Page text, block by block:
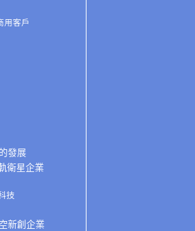
⽤客⼾
發展
衛星企業
技
新創企業